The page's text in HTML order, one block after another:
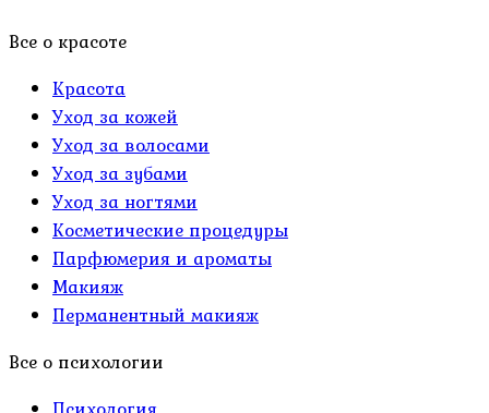
Все о красоте
Красота
Уход за кожей
Уход за волосами
Уход за зубами
Уход за ногтями
Косметические процедуры
Парфюмерия и ароматы
Макияж
Перманентный макияж
Все о психологии